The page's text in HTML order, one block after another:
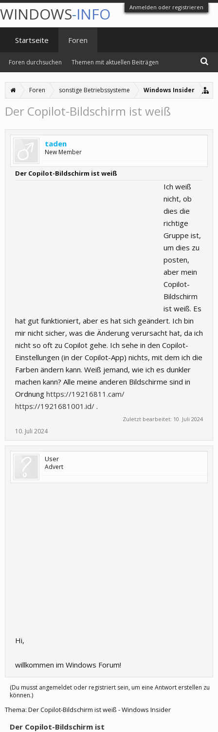
Anmelden oder registrieren
Foren sonstige Betriebssysteme Windows Insider
Der Copilot-Bildschirm ist weiß
taden
New Member
Der Copilot-Bildschirm ist weiß
Ich weiß
nicht, ob
dies die
richtige
Gruppe ist,
um dies zu
posten,
aber mein
Copilot-
Bildschirm
ist weiß. Es
hat gut funktioniert, aber es hat sich geändert. Ich bin
mir nicht sicher, was die Änderung verursacht hat, da ich
nicht so oft zu Copilot gehe. Ich sehe in den Copilot-
Einstellungen (in der Copilot-App) nichts, mit dem ich die
Farben ändern kann. Weiß jemand, wie ich es dunkler
machen kann? Alle meine anderen Bildschirme sind in
Ordnung https://19216811.cam/
https://1921681001.id/ .
Zuletzt bearbeitet: 10. Juli 2024
10. Juli 2024
User
Advert
Hi,
willkommen im Windows Forum!
(Du musst angemeldet oder registriert sein, um eine Antwort erstellen zu
können.)
Thema: Der Copilot-Bildschirm ist weiß - Windows Insider
Der Copilot-Bildschirm ist
WINDOWS-INFO
Startseite Foren
Foren durchsuchen Themen mit aktuellen Beiträgen